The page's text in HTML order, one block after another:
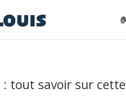
🏠
: tout savoir sur